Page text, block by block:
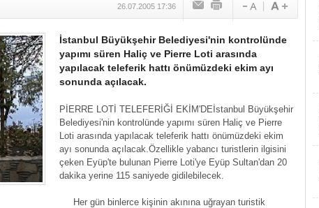
26.07.2005 17:36
İstanbul Büyükşehir Belediyesi'nin kontrolünde
yapımı süren Haliç ve Pierre Loti arasında
yapılacak teleferik hattı önümüzdeki ekim ayı
sonunda açılacak.
PİERRE LOTİ TELEFERİĞİ EKİM'DE İstanbul Büyükşehir
Belediyesi'nin kontrolünde yapımı süren Haliç ve Pierre
Loti arasında yapılacak teleferik hattı önümüzdeki ekim
ayı sonunda açılacak.Özellikle yabancı turistlerin ilgisini
çeken Eyüp'te bulunan Pierre Loti'ye Eyüp Sultan'dan 20
dakika yerine 115 saniyede gidilebilecek.
Her gün binlerce kişinin akınına uğrayan turistik